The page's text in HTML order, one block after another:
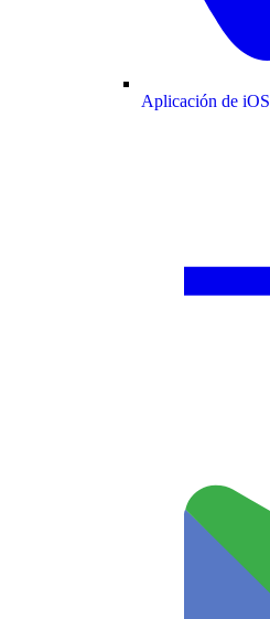
Aplicación de iOS